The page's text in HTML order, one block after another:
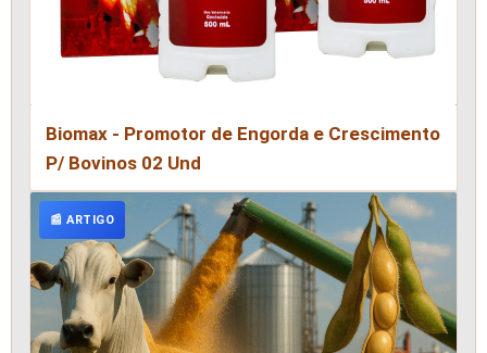
Biomax - Promotor de Engorda e Crescimento
P/ Bovinos 02 Und
📰 ARTIGO